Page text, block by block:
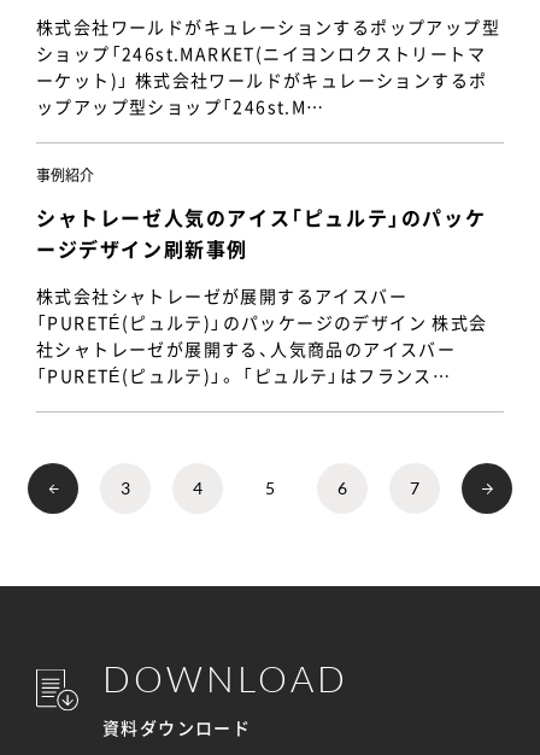
株式会社ワールドがキュレーションするポップアップ型
ショップ「246st.MARKET(ニイヨンロクストリートマ
ーケット)」 株式会社ワールドがキュレーションするポ
ップアップ型ショップ「246st.M…
事例紹介
シャトレーゼ人気のアイス「ピュルテ」のパッケ
ージデザイン刷新事例
株式会社シャトレーゼが展開するアイスバー
「PURETÉ(ピュルテ)」のパッケージのデザイン 株式会
社シャトレーゼが展開する、人気商品のアイスバー
「PURETÉ(ピュルテ)」。 「ピュルテ」はフランス…
3 4 5 6 7
DOWNLOAD
資料ダウンロード